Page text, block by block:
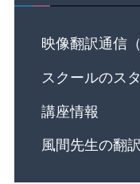
映像翻訳通信
スクールのス
講座情報
風間先生の翻